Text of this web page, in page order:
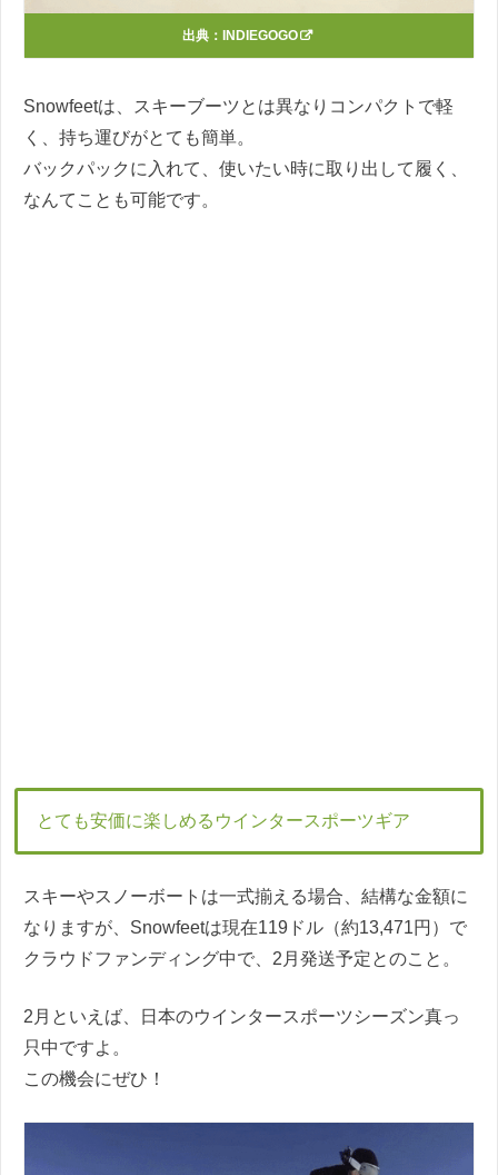
出典： INDIEGOGO
Snowfeetは、スキーブーツとは異なりコンパクトで軽
く、持ち運びがとても簡単。
バックパックに入れて、使いたい時に取り出して履く、
なんてことも可能です。
とても安価に楽しめるウインタースポーツギア
スキーやスノーボートは一式揃える場合、結構な金額に
なりますが、Snowfeetは現在119ドル（約13,471円）で
クラウドファンディング中で、2月発送予定とのこと。
2月といえば、日本のウインタースポーツシーズン真っ
只中ですよ。
この機会にぜひ！